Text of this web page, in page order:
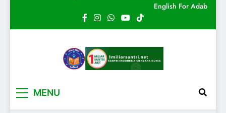
English For Adab
MENU